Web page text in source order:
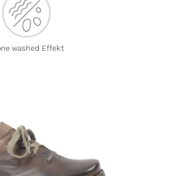
washed Effekt